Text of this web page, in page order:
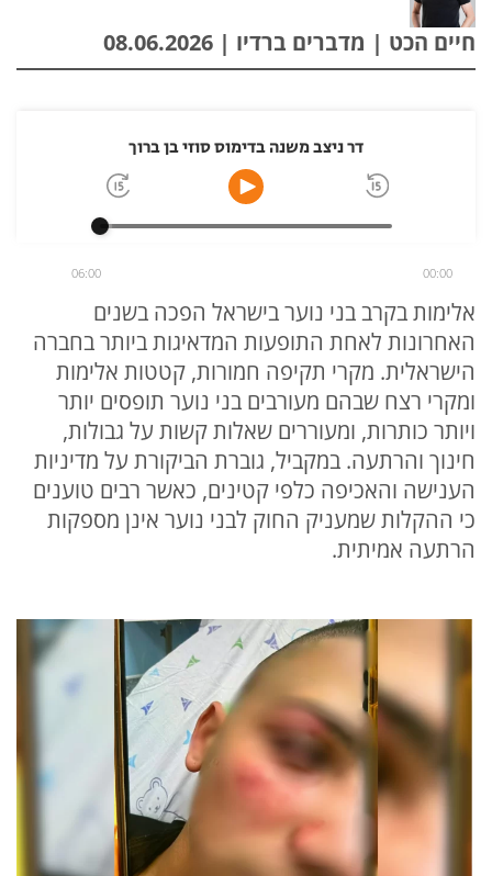
חיים הכט | מדברים ברדיו | 08.06.2026
דר ניצב משנה בדימוס סוזי בן ברוך
00:00
06:00
אלימות בקרב בני נוער בישראל הפכה בשנים
האחרונות לאחת התופעות המדאיגות ביותר בחברה
הישראלית. מקרי תקיפה חמורות, קטטות אלימות
ומקרי רצח שבהם מעורבים בני נוער תופסים יותר
ויותר כותרות, ומעוררים שאלות קשות על גבולות,
חינוך והרתעה. במקביל, גוברת הביקורת על מדיניות
הענישה והאכיפה כלפי קטינים, כאשר רבים טוענים
כי ההקלות שמעניק החוק לבני נוער אינן מספקות
הרתעה אמיתית.